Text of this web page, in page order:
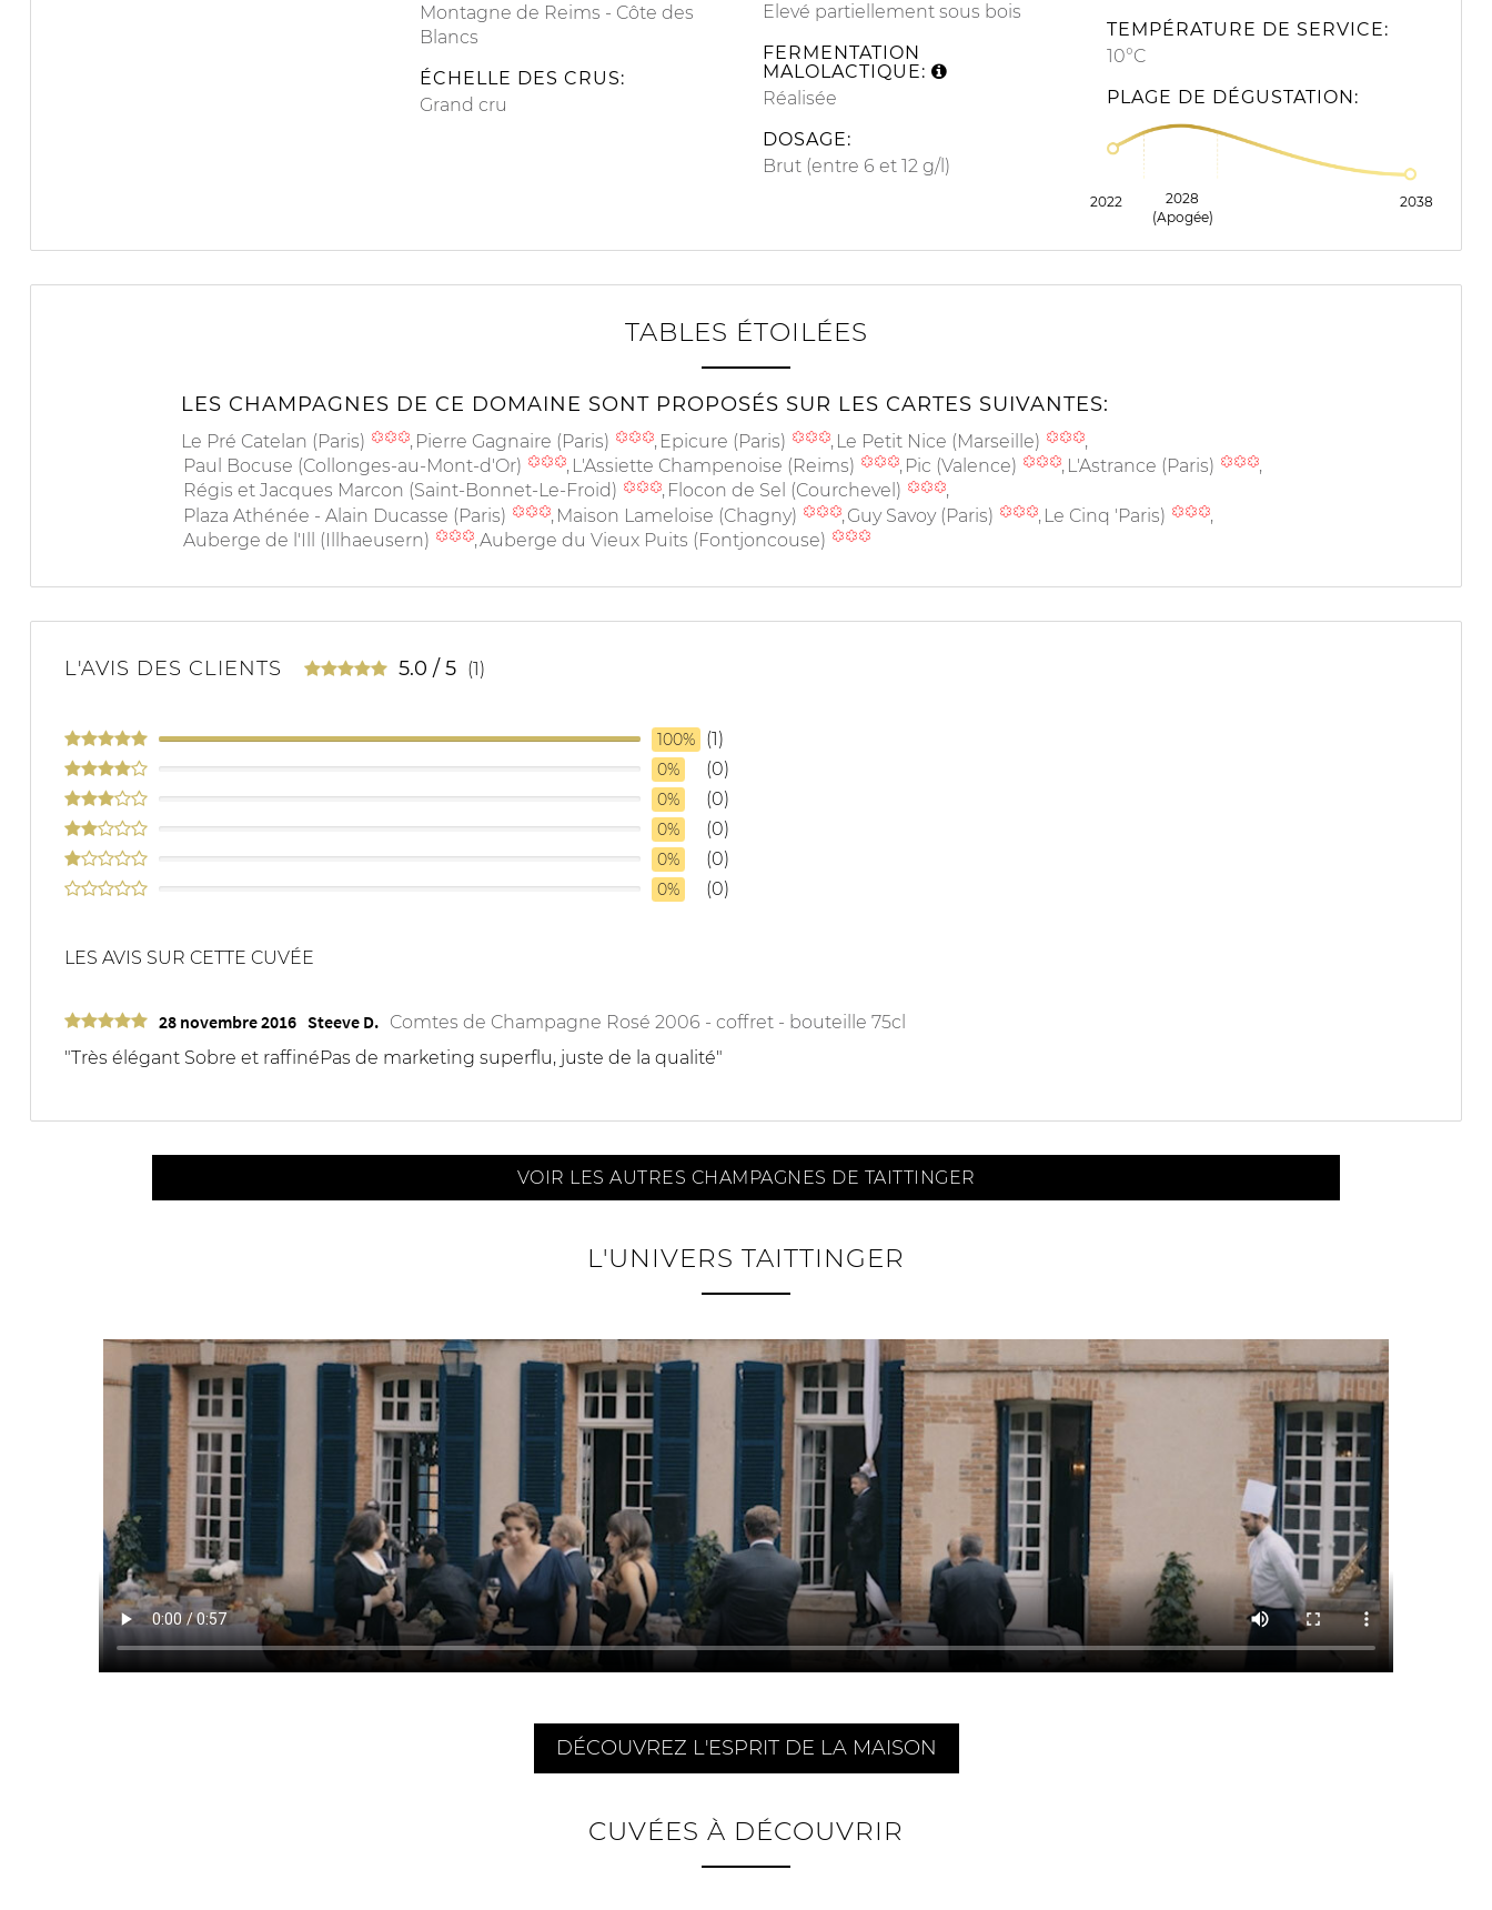
Montagne de Reims
Côte des
Blancs
ÉCHELLE DES CRUS:
Grand cru
Elevé partiellement sous bois
FERMENTATION
MALOLACTIQUE:
Réalisée
DOSAGE:
Brut (entre 6 et 12 g/l)
TEMPÉRATURE DE SERVICE:
10°C
PLAGE DE DÉGUSTATION:
2022
2028
(Apogée)
2038
TABLES ÉTOILÉES
LES CHAMPAGNES DE CE DOMAINE SONT PROPOSÉS SUR LES CARTES SUIVANTES:
Le Pré Catelan (Paris) Pierre Gagnaire (Paris) Epicure (Paris)
Le Petit Nice (Marseille)
Paul Bocuse (Collonges-au-Mont-d'Or)
L'Assiette Champenoise (Reims) Pic (Valence)
L'Astrance (Paris)
Régis et Jacques Marcon (Saint-Bonnet-Le-Froid)
Flocon de Sel (Courchevel)
Plaza Athénée - Alain Ducasse (Paris)
Maison Lameloise (Chagny) Guy Savoy (Paris)
Le Cinq 'Paris)
Auberge de l'Ill (Illhaeusern)
Auberge du Vieux Puits (Fontjoncouse)
L'AVIS DES CLIENTS 5.0 / 5 (1)
100% 100% (1)
0% (0)
0% (0)
0% (0)
0% (0)
0% (0)
LES AVIS SUR CETTE CUVÉE
28 novembre 2016 Steeve D. Comtes de Champagne Rosé 2006 - coffret - bouteille 75cl
"Très élégant Sobre et raffinéPas de marketing superflu, juste de la qualité"
VOIR LES AUTRES CHAMPAGNES DE TAITTINGER
L'UNIVERS TAITTINGER
DÉCOUVREZ L'ESPRIT DE LA MAISON
CUVÉES À DÉCOUVRIR